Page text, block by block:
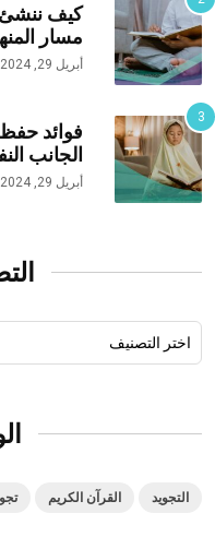
كيف ننشئ
مسار
أبريل 29, 2024
فوائد
الجانب
أبريل 29, 2024
التجويد القرآن الكريم